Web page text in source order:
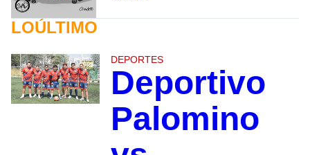
LOÚLTIMO
DEPORTES
Deportivo
Palomino